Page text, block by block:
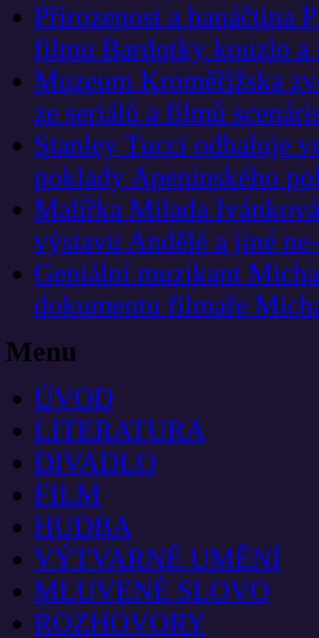
Přirozenost a hanáčtina
filmu Bardotky kouzlo a
Muzeum Kroměřížska
ze seriálů a filmů
Stanley Tucci odhaluje
poklady Apeninského
Malířka Milada
výstavu Andělé a jiné
Geniální muzikant
dokumentu filmaře
Menu
ÚVOD
LITERATURA
DIVADLO
FILM
HUDBA
VÝTVARNÉ UMĚNÍ
MLUVENÉ SLOVO
ROZHOVORY